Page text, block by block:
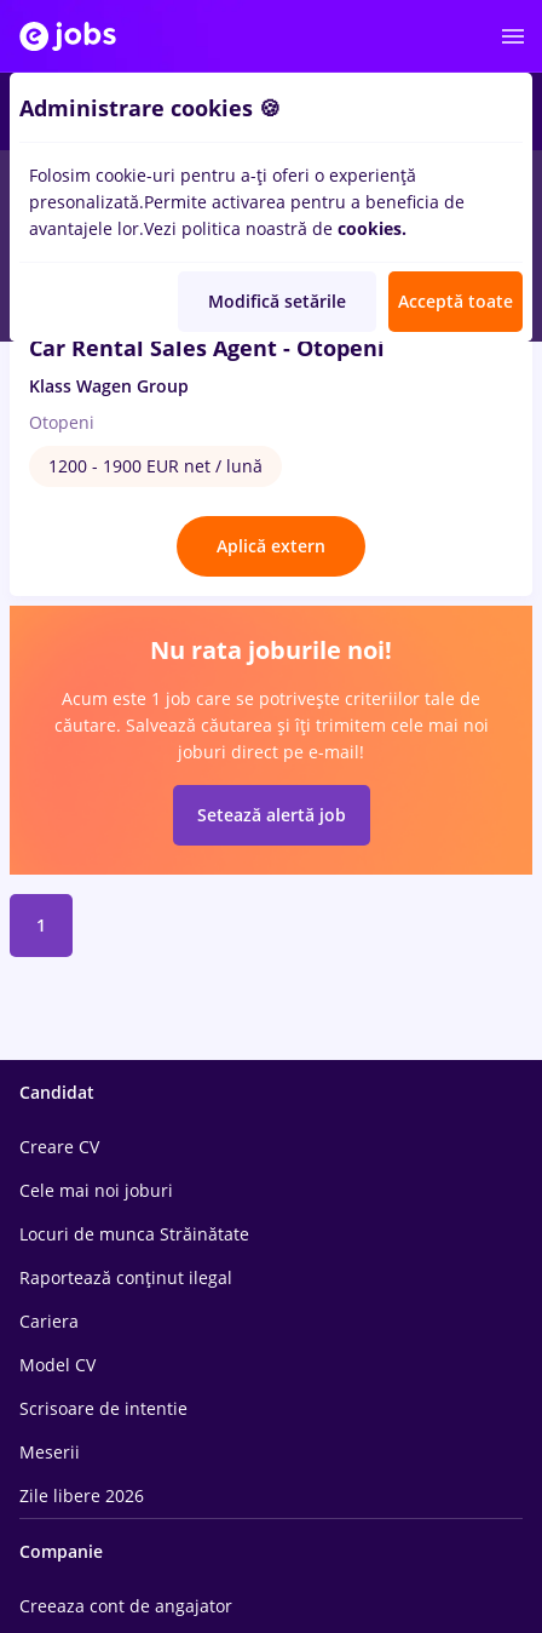
loc de muncacu salarii biblioteca inTransport / Distributie
Car Rental Sales Agent - Otopeni
Klass Wagen Group
Otopeni
1200 - 1900 EUR net / lună
Aplică extern
Nu rata joburile noi!
Acum este 1 job care se potrivește criteriilor tale de
căutare. Salvează căutarea și îți trimitem cele mai noi
joburi direct pe e-mail!
Setează alertă job
1
Candidat
Creare CV
Cele mai noi joburi
Locuri de munca Străinătate
Raportează conținut ilegal
Cariera
Model CV
Scrisoare de intentie
Meserii
Zile libere 2026
Companie
Creeaza cont de angajator
Administrare cookies 🍪
Folosim cookie-uri pentru a-ți oferi o experiență
presonalizată.Permite activarea pentru a beneficia de
avantajele lor.Vezi politica noastră de cookies.
Modifică setările Acceptă toate